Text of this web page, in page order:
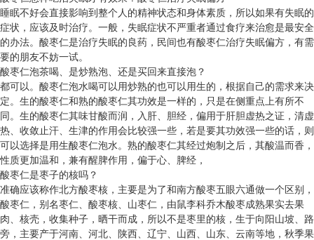
睡眠不好会直接影响到整个人的精神状态和身体素质，所以如果有失眠的
症状，应该及时治疗。一般，失眠症状不严重者通过食疗来治愈是最安全
的办法。酸枣仁是治疗失眠的良药，民间也有酸枣仁治疗失眠偏方，有需
要的朋友不妨一试。
酸枣仁泡茶喝、是炒熟泡、还是买回来直接泡？
都可以。酸枣仁泡水喝可以用炒熟的也可以用生的，根据自己的需求来决
定。生的酸枣仁和熟的酸枣仁其功效是一样的，只是在侧重点上有所不
同。生的酸枣仁其味甘酸而润，入肝、胆经，偏用于肝胆虚热之证，清虚
热、收敛止汗、生津的作用会比较强一些，若是要其功效强一些的话，则
可以选择是用生酸枣仁泡水。熟的酸枣仁其经过炮制之后，其酸温而香，
性质更加温和，兼有醒脾作用，偏于心、脾经，
酸枣仁是枣子的核吗？
准确应该称作北方酸枣核，主要是为了和南方酸枣五眼六通做一个区别，
酸枣仁，别名枣仁、酸枣核、山枣仁，由鼠李科乔木酸枣成熟果实去果
肉、核壳，收集种子，晒干而成，所以不是枣里的核，生于向阳山坡、路
旁，主要产于河南、河北、陕西、辽宁、山西、山东、云南等地，秋季果